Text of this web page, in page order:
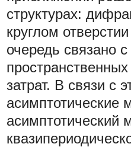
структурах:
круглом
очередь связано
затрат. В связи с
асимптотические
асимптотический